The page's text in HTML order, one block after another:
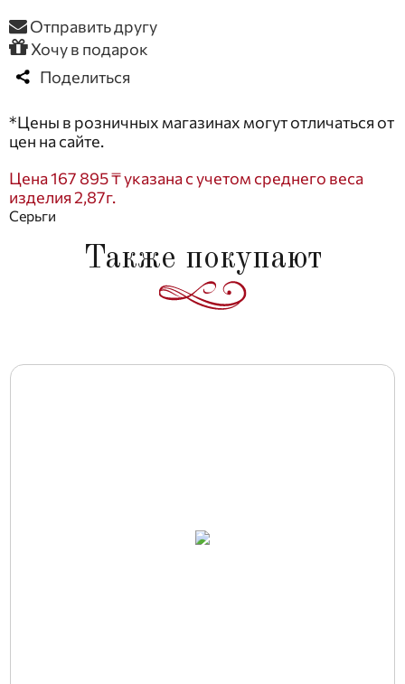
Отправить другу
Хочу в подарок
Поделиться
*Цены в розничных магазинах могут отличаться от
цен на сайте.
Цена 167 895 ₸ указана с учетом среднего веса
изделия 2,87г.
Серьги
Также покупают